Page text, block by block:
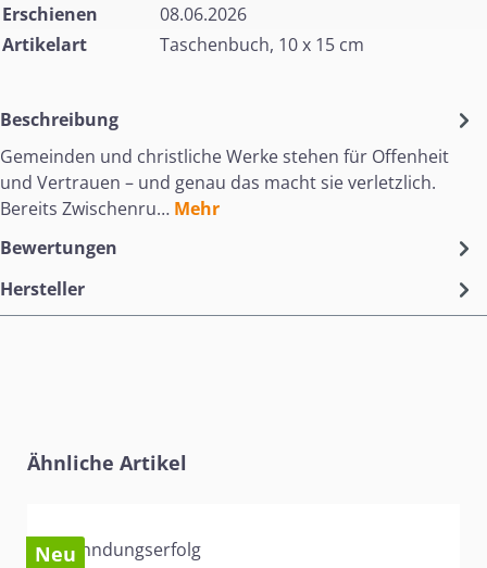
Erschienen
08.06.2026
Artikelart
Taschenbuch, 10 x 15 cm
Beschreibung
Gemeinden und christliche Werke stehen für Offenheit
und Vertrauen – und genau das macht sie verletzlich.
Bereits Zwischenru… Mehr
Bewertungen
Hersteller
Produktgalerie überspringen
Ähnliche Artikel
Neu